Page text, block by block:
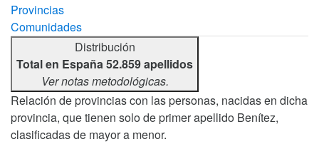
Provincias
Comunidades
Distribución
Total en España 52.859 apellidos
Ver notas metodológicas.
Relación de provincias con las personas, nacidas en dicha
provincia, que tienen solo de primer apellido Benítez,
clasificadas de mayor a menor.